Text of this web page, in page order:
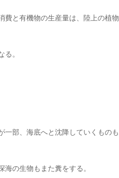
費と有機物の生産量は、陸上の植物
。
一部、海底へと沈降していくものも
の生物もまた糞をする。